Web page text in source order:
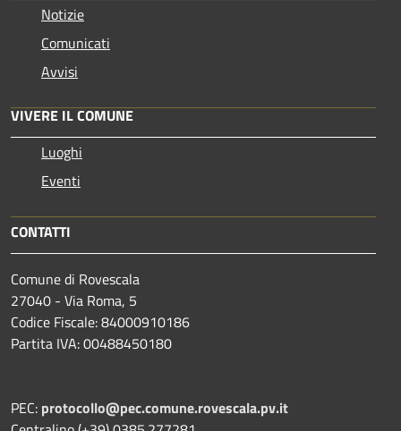
Notizie
Comunicati
Avvisi
VIVERE IL COMUNE
Luoghi
Eventi
CONTATTI
Comune di Rovescala
27040 - Via Roma, 5
Codice Fiscale: 84000910186
Partita IVA: 00488450180
PEC: protocollo@pec.comune.rovescala.pv.it